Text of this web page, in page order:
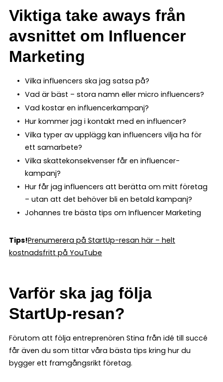
Viktiga take aways från
avsnittet om Influencer
Marketing
Vilka influencers ska jag satsa på?
Vad är bäst – stora namn eller micro influencers?
Vad kostar en influencerkampanj?
Hur kommer jag i kontakt med en influencer?
Vilka typer av upplägg kan influencers vilja ha för
ett samarbete?
Vilka skattekonsekvenser får en influencer-
kampanj?
Hur får jag influencers att berätta om mitt företag
– utan att det behöver bli en betald kampanj?
Johannes tre bästa tips om Influencer Marketing
Tips!Prenumerera på StartUp-resan här – helt
kostnadsfritt på YouTube
Varför ska jag följa
StartUp-resan?
Förutom att följa entreprenören Stina från idé till succé
får även du som tittar våra bästa tips kring hur du
bygger ett framgångsrikt företag.